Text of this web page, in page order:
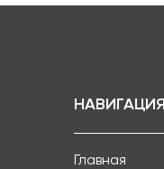
НАВИГАЦИЯ
Главная